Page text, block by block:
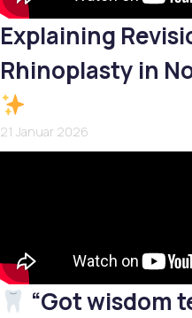
Explaining
Rhinoplasty in
21 Januar 2026
“Got wisdom